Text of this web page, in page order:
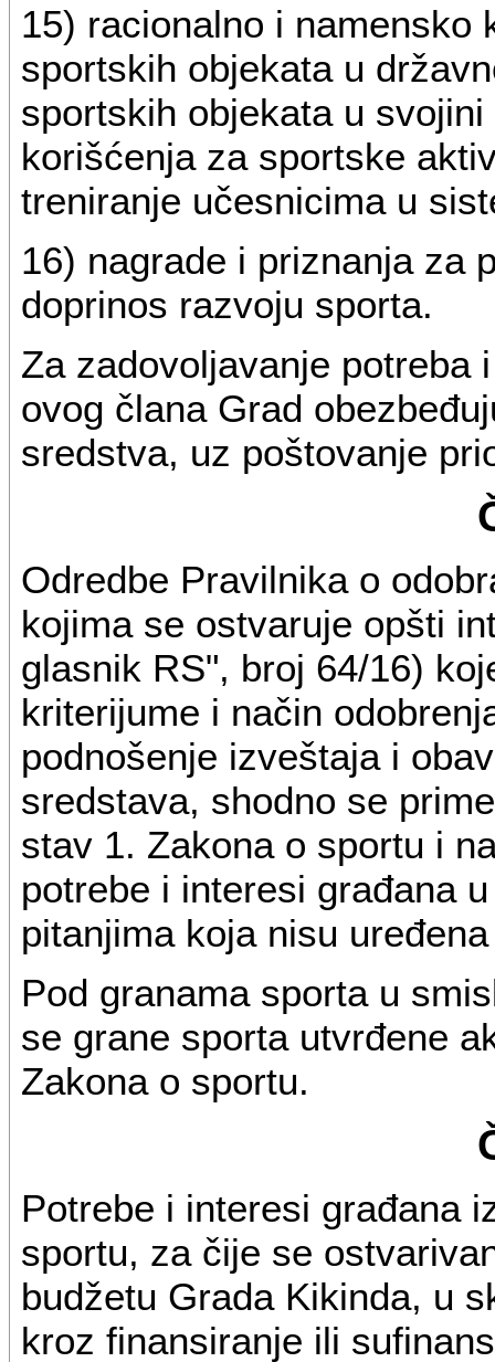
15) racionalno i namensko
sportskih objekata u
sportskih objekata u
korišćenja za sportske
treniranje učesnicima u
16) nagrade i priznanja za
doprinos razvoju sporta.
Za zadovoljavanje potreba
ovog člana Grad
sredstva, uz poštovanje
Odredbe Pravilnika o
kojima se ostvaruje opšti
glasnik RS", broj 64/16)
kriterijume i način
podnošenje izveštaja i
sredstava, shodno se
stav 1. Zakona o sportu i
potrebe i interesi građana
pitanjima koja nisu
Pod granama sporta u
se grane sporta utvrđene
Zakona o sportu.
Potrebe i interesi građana
sportu, za čije se
budžetu Grada Kikinda, u
kroz finansiranje ili